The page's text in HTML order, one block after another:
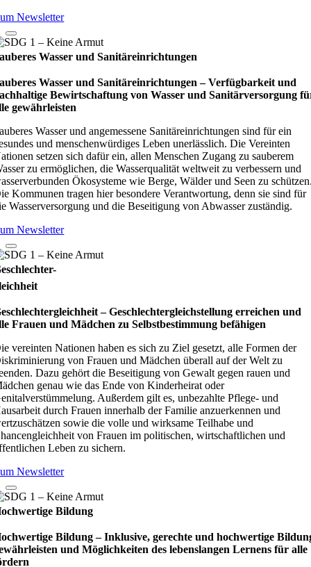
Newsletter
Wasser und Sanitäreinrichtungen
Wasser und Sanitäreinrichtungen – Verfügbarkeit und
Bewirtschaftung von Wasser und Sanitärversorgung
gewährleisten
Wasser und angemessene Sanitäreinrichtungen sind für ein
und menschenwürdiges Leben unerlässlich. Die Vereinten
setzen sich dafür ein, allen Menschen Zugang zu sauberem
zu ermöglichen, die Wasserqualität weltweit zu verbessern und
Ökosysteme wie Berge, Wälder und Seen zu
Kommunen tragen hier besondere Verantwortung, denn sie sind für
Wasserversorgung und die Beseitigung von Abwasser zuständig.
Newsletter
– Geschlechtergleichstellung erreichen und
Frauen und Mädchen zu Selbstbestimmung befähigen
vereinten Nationen haben es sich zu Ziel gesetzt, alle Formen der
von Frauen und Mädchen überall auf der Welt zu
Dazu gehört die Beseitigung von Gewalt gegen rauen und
genau wie das Ende von Kinderheirat oder
Außerdem gilt es, unbezahlte Pflege- und
durch Frauen innerhalb der Familie anzuerkennen und
sowie die volle und wirksame Teilhabe und
von Frauen im politischen, wirtschaftlichen und
Leben zu sichern.
Newsletter
Bildung
Bildung – Inklusive, gerechte und hochwertige
und Möglichkeiten des lebenslangen Lernens für alle